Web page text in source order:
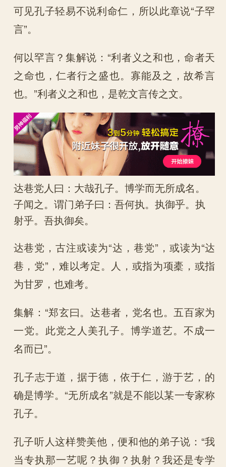
可见孔子轻易不说利命仁，所以此章说“子罕
言”。
何以罕言？集解说：“利者义之和也，命者天
之命也，仁者行之盛也。寡能及之，故希言
也。”利者义之和也，是乾文言传之文。
达巷党人曰：大哉孔子。博学而无所成名。
子闻之。谓门弟子曰：吾何执。执御乎。执
射乎。吾执御矣。
达巷党，古注或读为“达，巷党”，或读为“达
巷，党”，难以考定。人，或指为项橐，或指
为甘罗，也难考。
集解：“郑玄曰。达巷者，党名也。五百家为
一党。此党之人美孔子。博学道艺。不成一
名而已”。
孔子志于道，据于德，依于仁，游于艺，的
确是博学。“无所成名”就是不能以某一专家称
孔子。
孔子听人这样赞美他，便和他的弟子说：“我
当专执那一艺呢？执御？执射？我还是专学